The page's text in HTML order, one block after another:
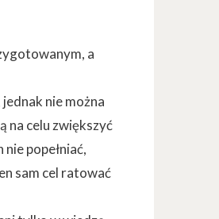
a
nie można
na celu zwiększyć
popełniać,
sam cel ratować